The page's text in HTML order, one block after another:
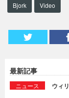
Bjork Video
最新記事
ニュース ウィ